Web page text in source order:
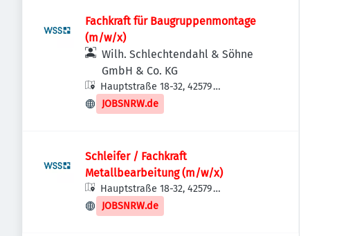
Fachkraft für Baugruppenmontage
(m/w/x)
Wilh. Schlechtendahl & Söhne
GmbH & Co. KG
Hauptstraße 18-32, 42579
Heiligenhaus, Deutschland
JOBSNRW.de
Schleifer / Fachkraft
Metallbearbeitung (m/w/x)
Hauptstraße 18-32, 42579
Heiligenhaus, Deutschland
JOBSNRW.de